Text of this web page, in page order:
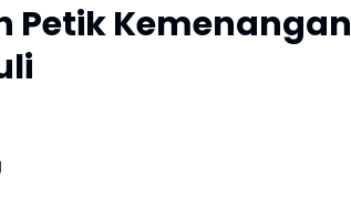
Petik Kemenangan